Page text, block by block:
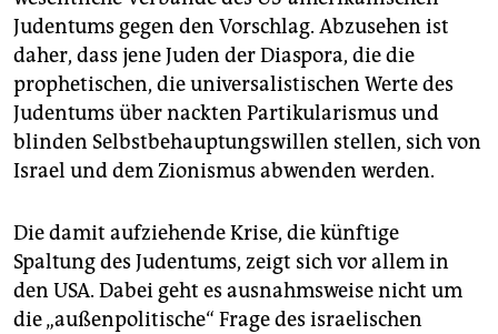
Judentums gegen den Vorschlag. Abzusehen ist
daher, dass jene Juden der Diaspora, die die
prophetischen, die universalistischen Werte des
Judentums über nackten Partikularismus und
blinden Selbstbehauptungswillen stellen, sich von
Israel und dem Zionismus abwenden werden.
Die damit aufziehende Krise, die künftige
Spaltung des Judentums, zeigt sich vor allem in
den USA. Dabei geht es ausnahmsweise nicht um
die „außenpolitische“ Frage des israelischen